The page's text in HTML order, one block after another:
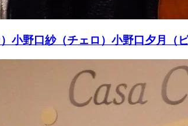
野口紗（チェロ）小野口夕月（ピ